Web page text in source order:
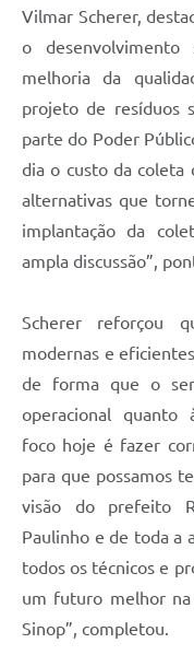
Vilmar Scherer,
o
melhoria da
projeto de resíduos
parte do Poder
dia o custo da coleta
alternativas que
implantação da
ampla discussão”,
Scherer reforçou
modernas e
de forma que o
operacional quanto
foco hoje é fazer
para que possamos
visão do prefeito
Paulinho e de toda a
todos os técnicos e
um futuro melhor na
Sinop”, completou.